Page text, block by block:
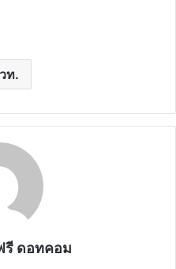
ท.
รี ดอทคอม